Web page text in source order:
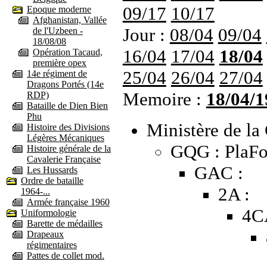
Epoque moderne
Afghanistan, Vallée
de l'Uzbeen -
18/08/08
Opération Tacaud,
première opex
14e régiment de
Dragons Portés (14e
RDP)
Bataille de Dien Bien
Phu
Histoire des Divisions
Légères Mécaniques
Histoire générale de la
Cavalerie Française
Les Hussards
Ordre de bataille
1964-...
Armée française 1960
Uniformologie
Barette de médailles
Drapeaux
régimentaires
Pattes de collet mod.
09/17 10/17
Jour : 08/04 09/04
16/04 17/04 18/04
25/04 26/04 27/04
Memoire : 18/04/
Ministère de la
GQG :
GAC :
2A :